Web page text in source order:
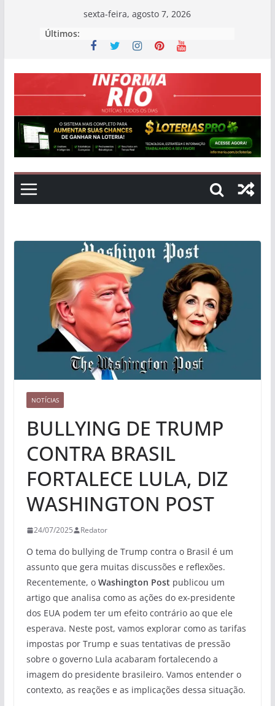
sexta-feira, agosto 7, 2026
Últimos:
NOTÍCIAS
BULLYING DE TRUMP
CONTRA BRASIL
FORTALECE LULA, DIZ
WASHINGTON POST
24/07/2025 Redator
O tema do bullying de Trump contra o Brasil é um
assunto que gera muitas discussões e reflexões.
Recentemente, o Washington Post publicou um
artigo que analisa como as ações do ex-presidente
dos EUA podem ter um efeito contrário ao que ele
esperava. Neste post, vamos explorar como as tarifas
impostas por Trump e suas tentativas de pressão
sobre o governo Lula acabaram fortalecendo a
imagem do presidente brasileiro. Vamos entender o
contexto, as reações e as implicações dessa situação.